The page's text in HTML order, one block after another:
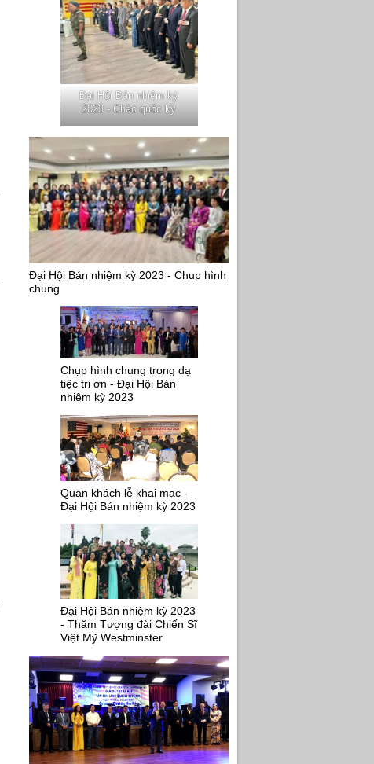
Đại Hội Bán nhiệm kỳ
2023 - Chào quốc kỳ
Đại Hội Bán nhiệm kỳ 2023 - Chup hình
chung
Chụp hình chung trong dạ
tiệc tri ơn - Đại Hội Bán
nhiệm kỳ 2023
Quan khách lễ khai mạc -
Đại Hội Bán nhiệm kỳ 2023
Đại Hội Bán nhiệm kỳ 2023
- Thăm Tượng đài Chiến Sĩ
Việt Mỹ Westminster